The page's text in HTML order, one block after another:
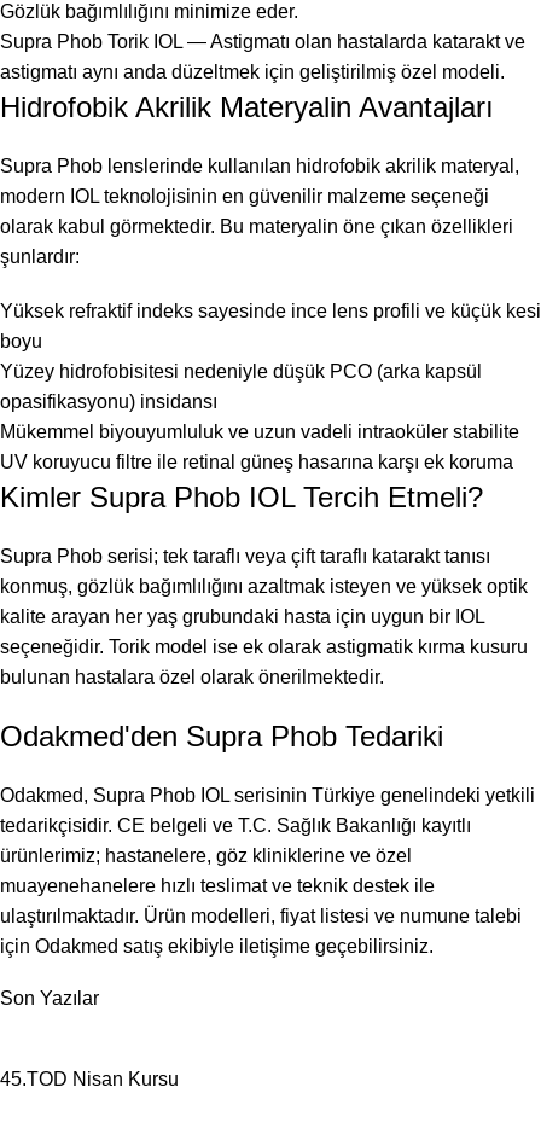
Gözlük bağımlılığını minimize eder.
Supra Phob Torik IOL — Astigmatı olan hastalarda katarakt ve
astigmatı aynı anda düzeltmek için geliştirilmiş özel modeli.
Hidrofobik Akrilik Materyalin Avantajları
Supra Phob lenslerinde kullanılan hidrofobik akrilik materyal,
modern IOL teknolojisinin en güvenilir malzeme seçeneği
olarak kabul görmektedir. Bu materyalin öne çıkan özellikleri
şunlardır:
Yüksek refraktif indeks sayesinde ince lens profili ve küçük kesi
boyu
Yüzey hidrofobisitesi nedeniyle düşük PCO (arka kapsül
opasifikasyonu) insidansı
Mükemmel biyouyumluluk ve uzun vadeli intraoküler stabilite
UV koruyucu filtre ile retinal güneş hasarına karşı ek koruma
Kimler Supra Phob IOL Tercih Etmeli?
Supra Phob serisi; tek taraflı veya çift taraflı katarakt tanısı
konmuş, gözlük bağımlılığını azaltmak isteyen ve yüksek optik
kalite arayan her yaş grubundaki hasta için uygun bir IOL
seçeneğidir. Torik model ise ek olarak astigmatik kırma kusuru
bulunan hastalara özel olarak önerilmektedir.
Odakmed'den Supra Phob Tedariki
Odakmed, Supra Phob IOL serisinin Türkiye genelindeki yetkili
tedarikçisidir. CE belgeli ve T.C. Sağlık Bakanlığı kayıtlı
ürünlerimiz; hastanelere, göz kliniklerine ve özel
muayenehanelere hızlı teslimat ve teknik destek ile
ulaştırılmaktadır. Ürün modelleri, fiyat listesi ve numune talebi
için Odakmed satış ekibiyle iletişime geçebilirsiniz.
Son Yazılar
45.TOD Nisan Kursu